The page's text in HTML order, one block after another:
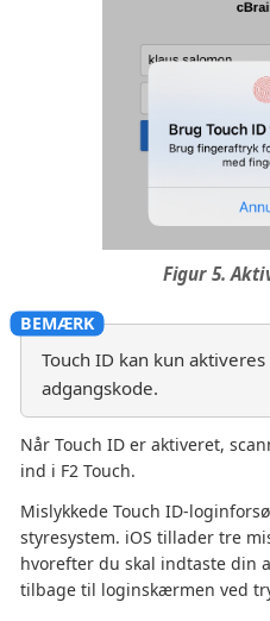
Figur 5.
Touch ID kan kun
adgangskode.
Når Touch ID er aktiveret,
ind i F2 Touch.
Mislykkede Touch ID-
styresystem. iOS tillader tre
hvorefter du skal indtaste din
tilbage til loginskærmen ved